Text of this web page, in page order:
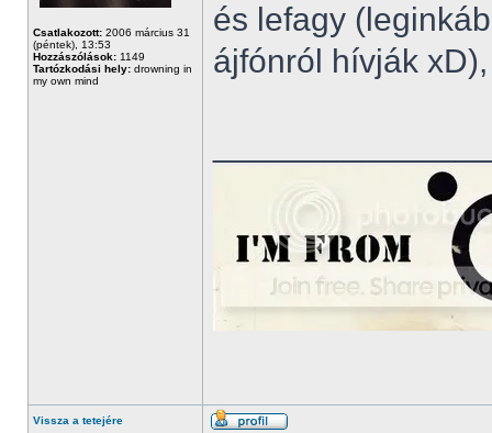
Csatlakozott: 2006 március 31
(péntek), 13:53
Hozzászólások: 1149
Tartózkodási hely: drowning in
my own mind
és lefagy
ájfónról hívják
Vissza a tetejére